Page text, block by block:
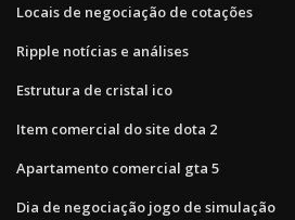
Locais de negociação de cotações
Ripple notícias e análises
Estrutura de cristal ico
Item comercial do site dota 2
Apartamento comercial gta 5
Dia de negociação jogo de simulação